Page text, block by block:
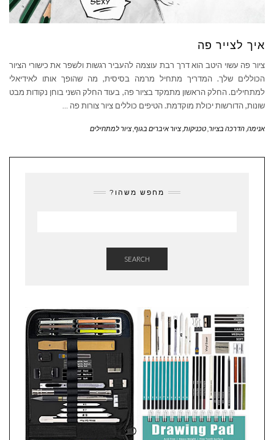
איך לצייר פה
ציור פה עשוי היטב הוא דרך רבת עוצמה להעביר רגשות ולשפר את כישורי הציור
הכוללים שלך. המדריך מתחיל מרמה בסיסית, מה שהופך אותו לאידיאלי
למתחילים. החלק הראשון מתמקד בציור פה, בעוד החלק השני בוחן נקודות מבט
שונות, הדורשות יכולת מוקדמת. הטיפים כוללים ציור צורות פה …
אנימה הדרכה בציור טכניקות ציור איברים בגוף ציור למתחילים
מחפש משהו?
SEARCH